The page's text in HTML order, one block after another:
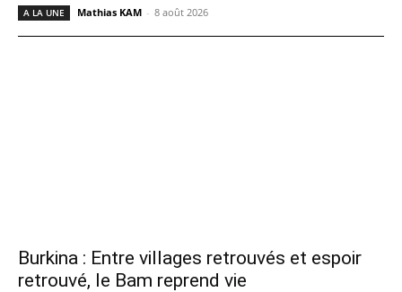
A LA UNE Mathias KAM - 8 août 2026
Burkina : Entre villages retrouvés et espoir
retrouvé, le Bam reprend vie